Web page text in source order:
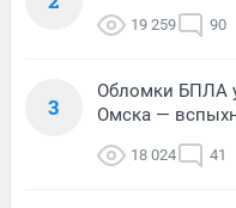
19 259 90
3
Обломки БПЛА
Омска —
18 024 41